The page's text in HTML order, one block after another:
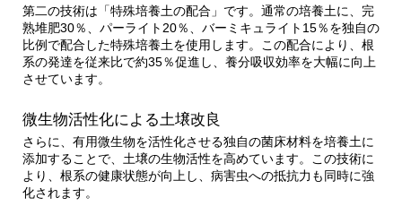
4.1.環境負荷の軽減
5.まとめ：農業の未来を切り開く革新技術
第二の技術は「特殊培養土の配合」です。通常の培養土に、完
熟堆肥30％、パーライト20％、バーミキュライト15％を独自の
比例で配合した特殊培養土を使用します。この配合により、根
系の発達を従来比で約35％促進し、養分吸収効率を大幅に向上
させています。
微生物活性化による土壌改良
さらに、有用微生物を活性化させる独自の菌床材料を培養土に
添加することで、土壌の生物活性を高めています。この技術に
より、根系の健康状態が向上し、病害虫への抵抗力も同時に強
化されます。